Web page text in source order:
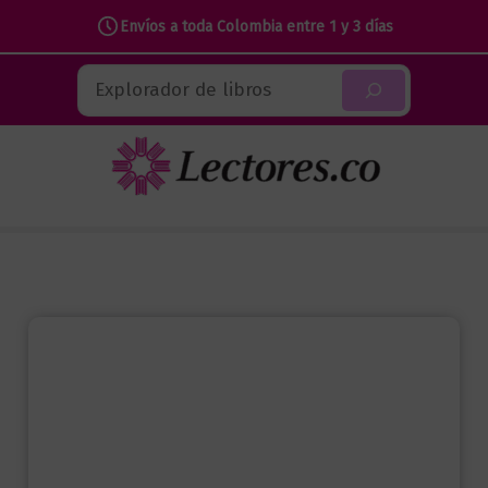
Envíos a toda Colombia entre 1 y 3 días
contenido
Buscar